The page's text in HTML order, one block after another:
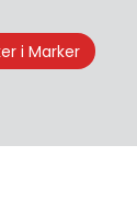
i Marker